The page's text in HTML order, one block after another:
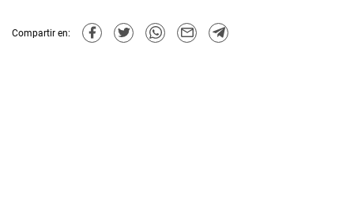
Compartir en: